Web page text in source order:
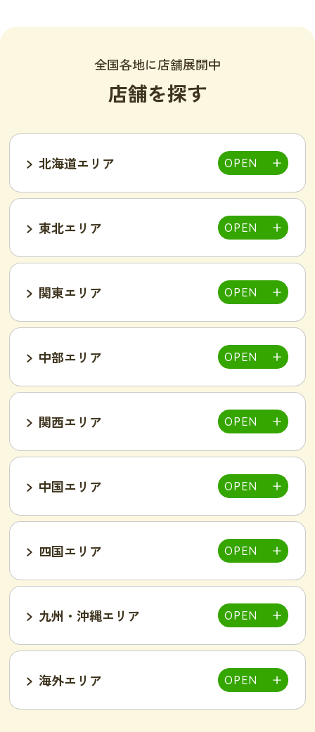
全国各地に店舗展開中
店舗を探す
北海道エリア
東北エリア
仙台泉店
関東エリア
大宮店 新所沢西口店
池袋西口店
吉祥寺駅前店
小岩駅前店 渋谷店 新橋店
小山店
湘南藤沢店 新横浜菊名店
中部エリア
富山インター店
甲府中央店
岐阜可児店
一宮店 岡崎駅前店
豊田南店
名古屋駅前店
名古屋金山駅前店
関西エリア
明石駅前店
豊岡店
東加古川店
姫路店
和歌山店
旭・千林店 梅田北新地店
新大阪店
中国エリア
岡山駅前店 岡山東店
東広島西条店 広島福山店
四国エリア
高知西店
九州・沖縄エリア
海外エリア